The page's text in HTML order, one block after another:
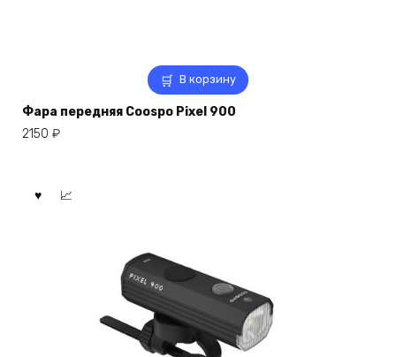
В корзину
Фара передняя Coospo Pixel 900
2150 ₽